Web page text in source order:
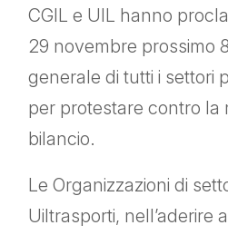
CGIL e UIL hanno
29 novembre prossimo
generale di tutti i settori
per protestare contro la
bilancio.
Le Organizzazioni di
Uiltrasporti, nell’aderire